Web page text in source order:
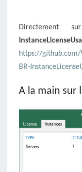
https://
BR-
A la main sur